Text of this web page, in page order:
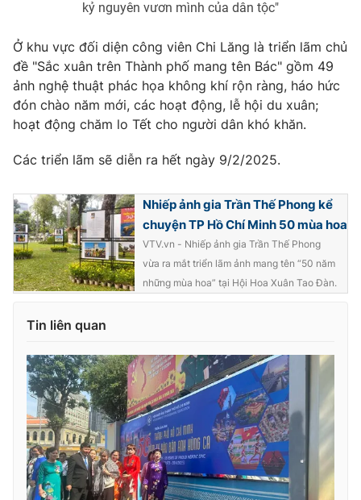
Ðiện thoại Thời báo VTV:024.66 897 897
Liên hệ quảng cáo:024-7300.7108
® Cấm sao chép dưới mọi hình thức nếu không có sự chấp
thuận bằng văn bản. Ghi rõ nguồn VTV.vn khi phát hành lại
kỷ nguyên vươn mình của dân tộc"
Ở khu vực đối diện công viên Chi Lăng là triển lãm chủ
đề "Sắc xuân trên Thành phố mang tên Bác" gồm 49
ảnh nghệ thuật phác họa không khí rộn ràng, háo hức
đón chào năm mới, các hoạt động, lễ hội du xuân;
hoạt động chăm lo Tết cho người dân khó khăn.
Các triển lãm sẽ diễn ra hết ngày 9/2/2025.
Nhiếp ảnh gia Trần Thế Phong kể
chuyện TP Hồ Chí Minh 50 mùa hoa
VTV.vn - Nhiếp ảnh gia Trần Thế Phong
vừa ra mắt triển lãm ảnh mang tên “50 năm
những mùa hoa” tại Hội Hoa Xuân Tao Đàn.
Tin liên quan